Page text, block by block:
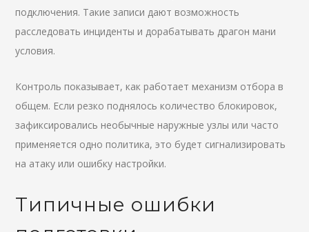
подключения. Такие записи дают возможность
расследовать инциденты и дорабатывать драгон мани
условия.
Контроль показывает, как работает механизм отбора в
общем. Если резко поднялось количество блокировок,
зафиксировались необычные наружные узлы или часто
применяется одно политика, это будет сигнализировать
на атаку или ошибку настройки.
Типичные ошибки